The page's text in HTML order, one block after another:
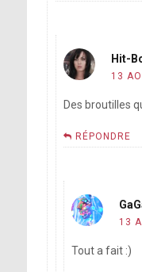
Hit-
13
Des broutilles
RÉPONDRE
13
Tout a fait :)